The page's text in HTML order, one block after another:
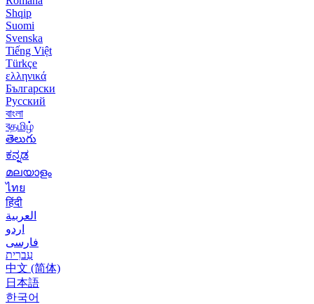
Shqip
Suomi
Svenska
Tiếng Việt
Türkçe
ελληνικά
Български
Русский
বাংলা
বதமிழ்
తెలుగు
ಕನ್ನಡ
മലയാളം
ไทย
हिंदी
العربية
اردو
فارسی
עִברִית
中文 (简体)
日本語
한국어